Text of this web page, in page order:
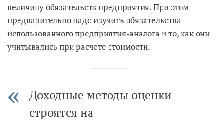
величину обязательств предприятия. При этом
предварительно надо изучить обязательства
использованного предприятия-аналога и то, как они
учитывались при расчете стоимости.
Доходные методы оценки
строятся на